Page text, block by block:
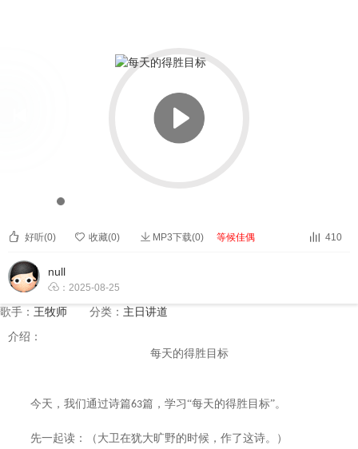
 好听(0)  收藏(0)  MP3下载(0) 等候佳偶  410
null
 ：2025-08-25
歌手： 王牧师 分类： 主日讲道
介绍：
每天的得胜目标
今天，我们通过诗篇63篇，学习“每天的得胜目标”。
先一起读：
（大卫在犹大旷野的时候，作了这诗。）